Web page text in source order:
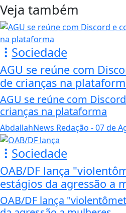
Veja também
Sociedade
AGU se reúne com
de crianças na
AGU se reúne com
crianças na plataforma
AbdallahNews Redação - 07 de
Sociedade
OAB/DF lança
estágios da agressão a
OAB/DF lança